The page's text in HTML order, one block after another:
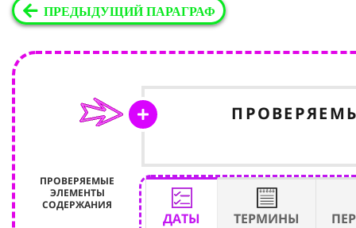
ПРЕДЫДУЩИЙ ПАРАГРАФ
ПРОВЕРЯЕМЫЕ
ЭЛЕМЕНТЫ
СОДЕРЖАНИЯ
ДАТЫ ТЕРМИНЫ